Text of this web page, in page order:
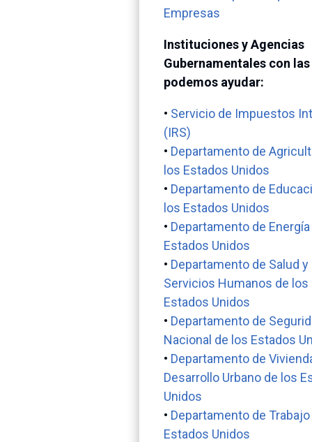
Empresas
Instituciones y Agencias
Gubernamentales con
podemos ayudar:
• Servicio de Impuestos
(IRS)
• Departamento de
los Estados Unidos
• Departamento de
los Estados Unidos
• Departamento de
Estados Unidos
• Departamento de Salud y
Servicios Humanos de los
Estados Unidos
• Departamento de
Nacional de los Estados
• Departamento de
Desarrollo Urbano de los
Unidos
• Departamento de
Estados Unidos